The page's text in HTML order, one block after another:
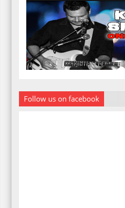
Follow us on facebook